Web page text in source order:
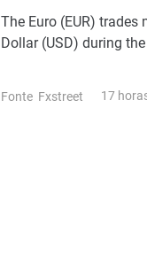
The Euro (EUR)
Dollar (USD) during
on Friday.
Fonte Fxstreet 17